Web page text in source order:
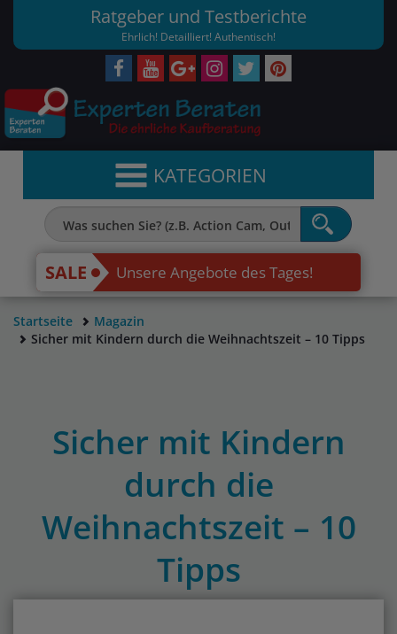
Ratgeber und Testberichte
Ehrlich! Detailliert! Authentisch!
KATEGORIEN
SALE Unsere Angebote des Tages!
Startseite
Magazin
Sicher mit Kindern durch die Weihnachtszeit – 10 Tipps
Sicher mit Kindern
durch die
Weihnachtszeit – 10
Tipps